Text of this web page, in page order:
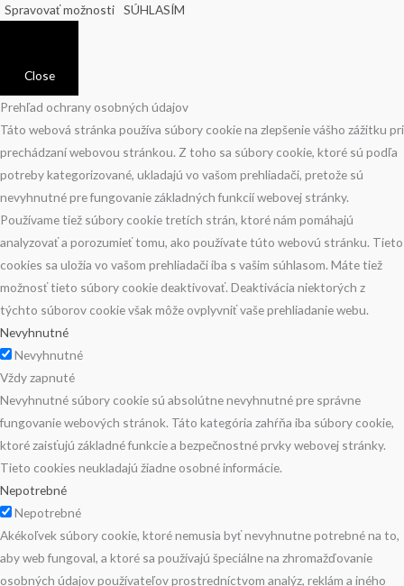
Spravovať možnosti SÚHLASÍM
Close
Prehľad ochrany osobných údajov
Táto webová stránka používa súbory cookie na zlepšenie vášho zážitku pri
prechádzaní webovou stránkou. Z toho sa súbory cookie, ktoré sú podľa
potreby kategorizované, ukladajú vo vašom prehliadači, pretože sú
nevyhnutné pre fungovanie základných funkcií webovej stránky.
Používame tiež súbory cookie tretích strán, ktoré nám pomáhajú
analyzovať a porozumieť tomu, ako používate túto webovú stránku. Tieto
cookies sa uložia vo vašom prehliadači iba s vašim súhlasom. Máte tiež
možnosť tieto súbory cookie deaktivovať. Deaktivácia niektorých z
týchto súborov cookie však môže ovplyvniť vaše prehliadanie webu.
Nevyhnutné
Nevyhnutné
Vždy zapnuté
Nevyhnutné súbory cookie sú absolútne nevyhnutné pre správne
fungovanie webových stránok. Táto kategória zahŕňa iba súbory cookie,
ktoré zaisťujú základné funkcie a bezpečnostné prvky webovej stránky.
Tieto cookies neukladajú žiadne osobné informácie.
Nepotrebné
Nepotrebné
Akékoľvek súbory cookie, ktoré nemusia byť nevyhnutne potrebné na to,
aby web fungoval, a ktoré sa používajú špeciálne na zhromažďovanie
osobných údajov používateľov prostredníctvom analýz, reklám a iného